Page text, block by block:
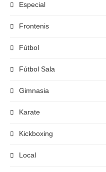
Especial
Frontenis
Fútbol
Fútbol Sala
Gimnasia
Karate
Kickboxing
Local